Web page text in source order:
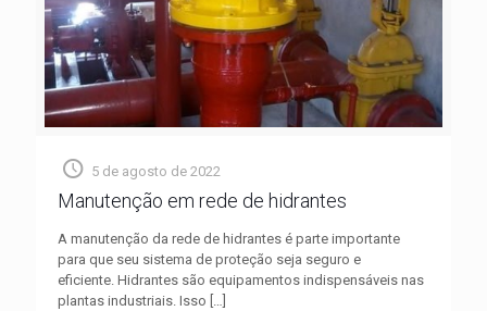
5 de agosto de 2022
Manutenção em rede de hidrantes
A manutenção da rede de hidrantes é parte importante
para que seu sistema de proteção seja seguro e
eficiente. Hidrantes são equipamentos indispensáveis nas
plantas industriais. Isso […]